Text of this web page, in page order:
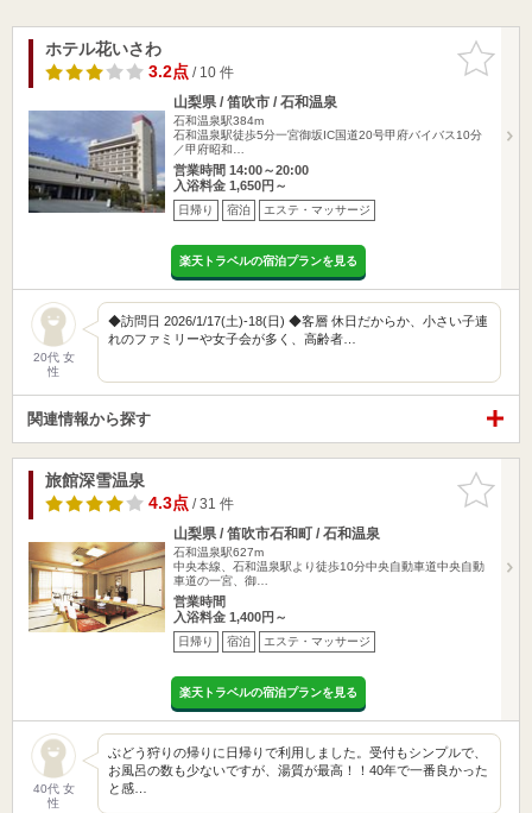
お気に入
りに追加
ホテル花いさわ
3.2点/ 10 件
山梨県 / 笛吹市 / 石和温泉
石和温泉駅384m
石和温泉駅徒歩5分一宮御坂IC国道20号甲府バイバス10分
／甲府昭和…
営業時間 14:00～20:00
入浴料金 1,650円～
日帰り 宿泊 エステ・マッサージ
楽天トラベルの宿泊プランを見る
20代 女
性
◆訪問日 2026/1/17(土)-18(日) ◆客層 休日だからか、小さい子連
れのファミリーや女子会が多く、高齢者…
関連情報から探す
お気に入
りに追加
旅館深雪温泉
4.3点/ 31 件
山梨県 / 笛吹市石和町 / 石和温泉
石和温泉駅627m
中央本線、石和温泉駅より徒歩10分中央自動車道中央自動
車道の一宮、御…
営業時間
入浴料金 1,400円～
日帰り 宿泊 エステ・マッサージ
楽天トラベルの宿泊プランを見る
40代 女
性
ぶどう狩りの帰りに日帰りで利用しました。受付もシンプルで、
お風呂の数も少ないですが、湯質が最高！！40年で一番良かった
と感…